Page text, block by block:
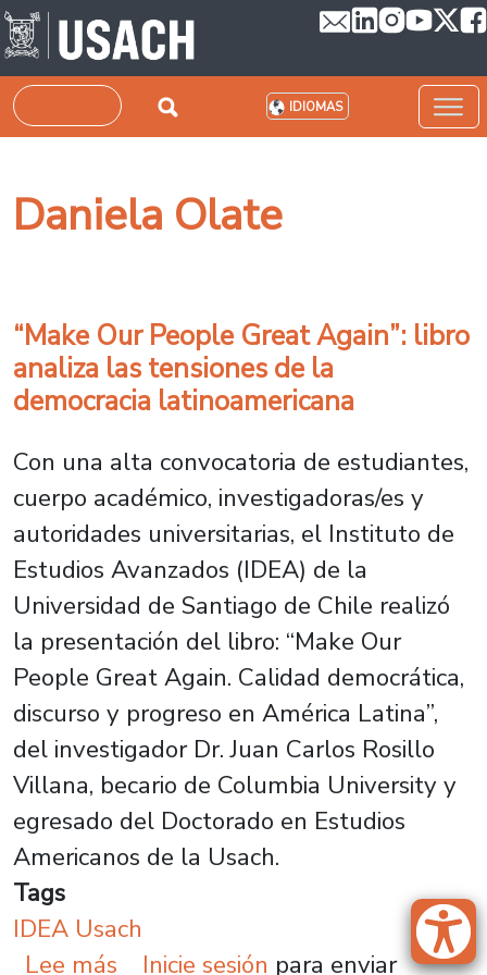
Pasar al contenido principal
Buscar IDIOMAS
Daniela Olate
“Make Our People Great Again”: libro
analiza las tensiones de la
democracia latinoamericana
Con una alta convocatoria de estudiantes,
cuerpo académico, investigadoras/es y
autoridades universitarias, el Instituto de
Estudios Avanzados (IDEA) de la
Universidad de Santiago de Chile realizó
la presentación del libro: “Make Our
People Great Again. Calidad democrática,
discurso y progreso en América Latina”,
del investigador Dr. Juan Carlos Rosillo
Villana, becario de Columbia University y
egresado del Doctorado en Estudios
Americanos de la Usach.
Tags
IDEA Usach
Lee más sobre “Make Our People Great
Inicie sesión para enviar